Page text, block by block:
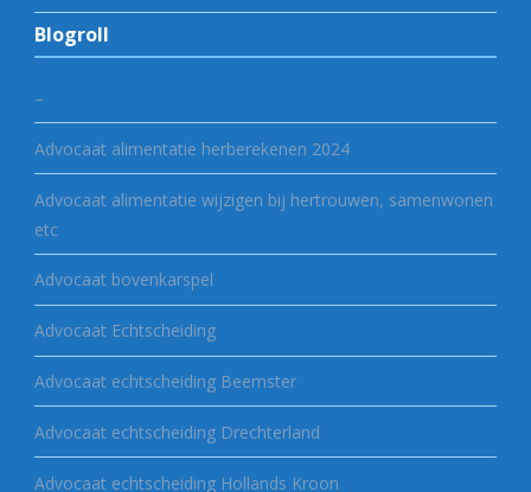
Blogroll
–
Advocaat alimentatie herberekenen 2024
Advocaat alimentatie wijzigen bij hertrouwen, samenwonen
etc
Advocaat bovenkarspel
Advocaat Echtscheiding
Advocaat echtscheiding Beemster
Advocaat echtscheiding Drechterland
Advocaat echtscheiding Hollands Kroon